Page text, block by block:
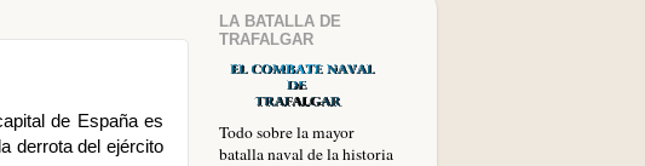
de España es
derrota del ejército
LA BATALLA DE
TRAFALGAR
Todo sobre la mayor
batalla naval de la historia